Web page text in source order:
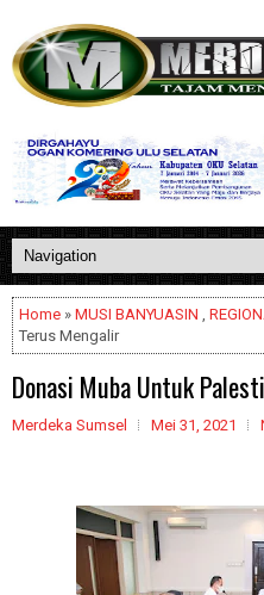
Home » MUSI BANYUASIN ,
Terus Mengalir
Donasi Muba Untuk
Merdeka Sumsel Mei 31, 2021